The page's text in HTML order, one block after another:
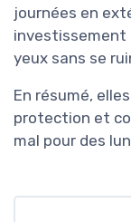
journées en
investissement
yeux sans se
En résumé,
protection et
mal pour des